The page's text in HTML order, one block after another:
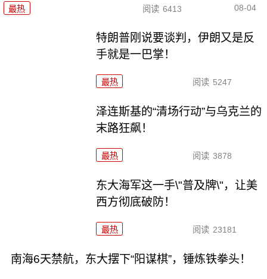
最热 阅读 6413 08-04
特朗普刚说要谈判，伊朗又是反
手就是一巴掌！
最热 阅读 5247
泽连斯基的“清场行动”与乌克兰的
末路狂飙！
最热 阅读 3878
东大海军这一手\"普及牌\"，让美
西方彻底破防！
最热 阅读 23181
南海6天禁航，东大摆下“阳谋棋”，锤炼铁拳头！